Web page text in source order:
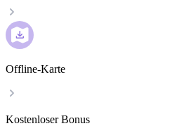
Offline-Karte
Kostenloser Bonus